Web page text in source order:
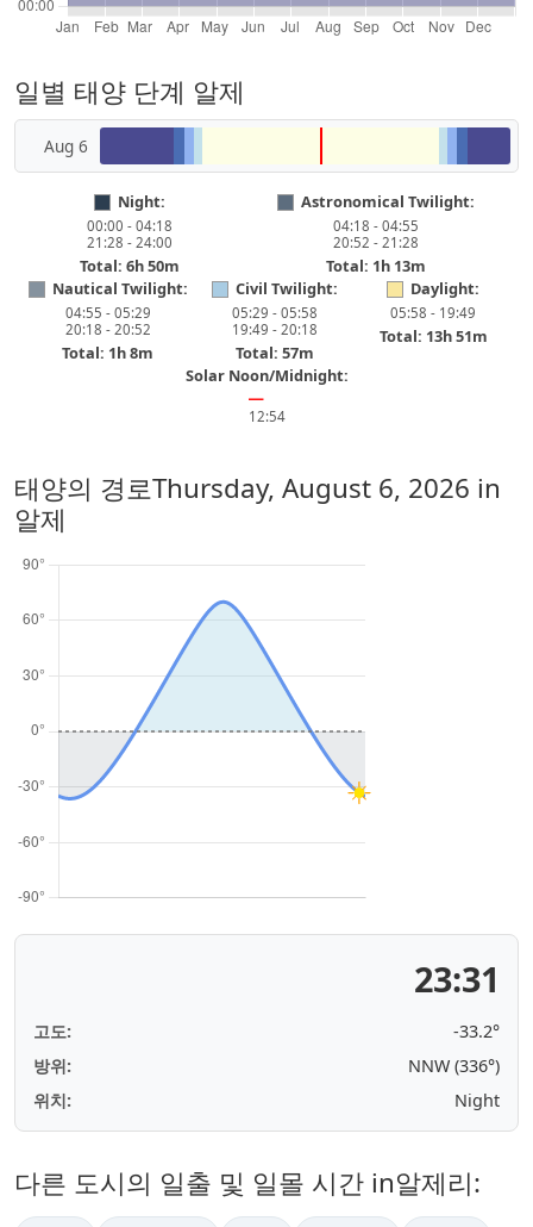
일별 태양 단계 알제
Aug 6
Night:
00:00 - 04:18
21:28 - 24:00
Total: 6h 50m
Astronomical Twilight:
04:18 - 04:55
20:52 - 21:28
Total: 1h 13m
Nautical Twilight:
04:55 - 05:29
20:18 - 20:52
Total: 1h 8m
Civil Twilight:
05:29 - 05:58
19:49 - 20:18
Total: 57m
Daylight:
05:58 - 19:49
Total: 13h 51m
Solar Noon/Midnight:
━
12:54
태양의 경로Thursday, August 6, 2026 in
알제
23:31
고도:
-33.2°
방위:
NNW (336°)
위치:
Night
다른 도시의 일출 및 일몰 시간 in알제리: